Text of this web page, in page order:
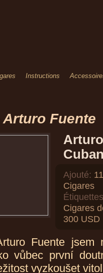
Instructions
Fuente
Ajouté:
Cigares
Cigares
300 USD
Fuente jsem
vůbec první
vyzkoušet